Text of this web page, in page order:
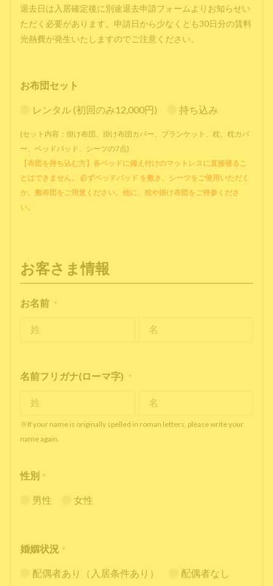
退去日は入居確定後に別途退去申請フォームよりお知らせい
ただく必要があります。申請日から少なくとも30日分の賃料
光熱費が発生いたしますのでご注意ください。
お布団セット
レンタル (初回のみ12,000円) 持ち込み
(セット内容：掛け布団、掛け布団カバー、ブランケット、枕、枕カバ
ー、ベッドパッド、シーツの7点)
【布団を持ち込む方】各ベッドに備え付けのマットレスに直接寝るこ
とはできません。 必ずベッドパッド を敷き、シーツをご使用いただく
か、敷布団をご用意ください。他に、枕や掛け布団をご持参くださ
い。
お客さま情報
お名前 *
名前フリガナ(ローマ字) *
※If your name is originally spelled in roman letters, please write your
name again.
性別 *
男性 女性
婚姻状況 *
配偶者あり（入居条件あり） 配偶者なし